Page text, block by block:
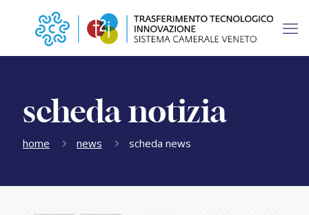
scheda notizia
home news scheda news